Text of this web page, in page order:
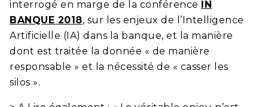
interrogé en marge de la conférence IN
BANQUE 2018, sur les enjeux de l’Intelligence
Artificielle (IA) dans la banque, et la manière
dont est traitée la donnée « de manière
responsable » et la nécessité de « casser les
silos ».